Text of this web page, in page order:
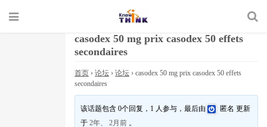
casodex 50 mg prix casodex 50 effets
secondaires
首页 › 论坛 › 论坛 › casodex 50 mg prix casodex 50 effets
secondaires
该话题包含 0个回复，1 人参与，最后由 匿名 更新
于2年、 2月前 。